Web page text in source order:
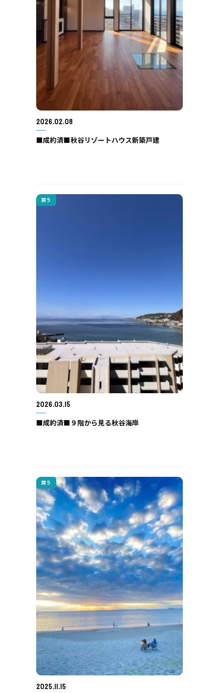
2026.02.08
■成約済■秋谷リゾートハウス新築戸建
買う
2026.03.15
■成約済■９階から見る秋谷海岸
買う
2025.11.15